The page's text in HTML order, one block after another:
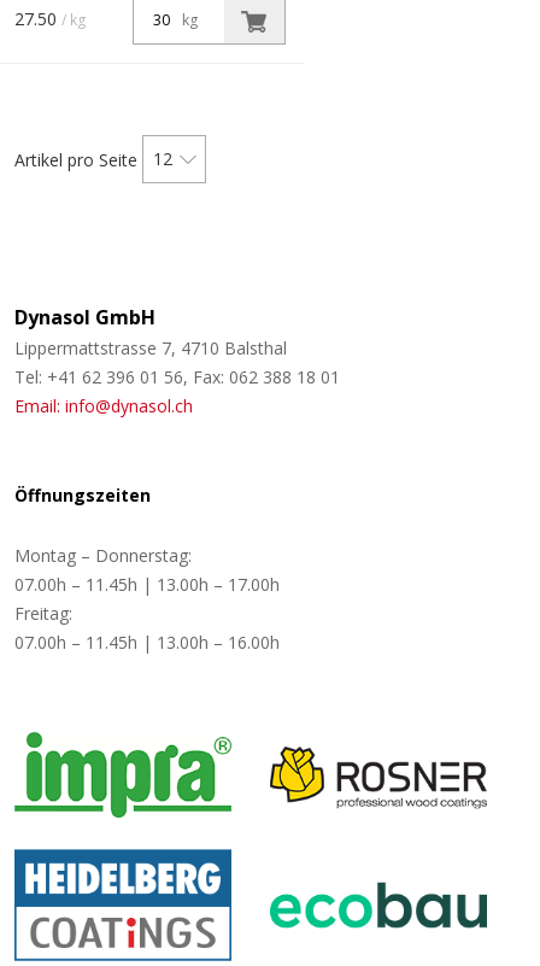
umweltschonender,
lösemittelreduzierter füllkräftiger
2K Polyurethan-Isolierfüller.
kg
27.50 / kg
Artikel pro Seite 12
Dynasol GmbH
Lippermattstrasse 7, 4710 Balsthal
Tel: +41 62 396 01 56, Fax: 062 388 18 01
Email: info@dynasol.ch
Öffnungszeiten
Montag – Donnerstag:
07.00h – 11.45h | 13.00h – 17.00h
Freitag:
07.00h – 11.45h | 13.00h – 16.00h